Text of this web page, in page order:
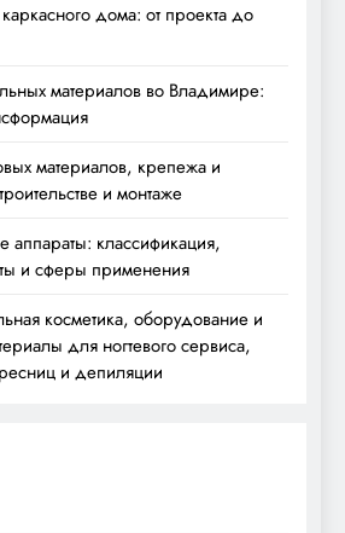
каркасного дома: от проекта до
материалов во Владимире:
материалов, крепежа и
и монтаже
аппараты: классификация,
и сферы применения
косметика, оборудование и
для ногтевого сервиса,
и депиляции